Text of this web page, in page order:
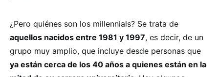
¿Pero quiénes son los millennials? Se trata de
aquellos nacidos entre 1981 y 1997, es decir, de un
grupo muy amplio, que incluye desde personas que
ya están cerca de los 40 años a quienes están en la